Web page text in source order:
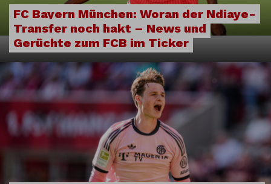
FC Bayern München: Woran der Ndiaye-
Transfer noch hakt – News und
Gerüchte zum FCB im Ticker